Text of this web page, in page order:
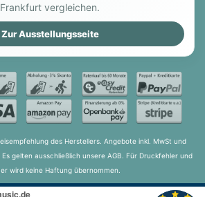
Frankfurt vergleichen.
Zur Ausstellungsseite
des Herstellers. Angebote inkl. MwSt und
gelten ausschließlich unsere AGB. Für Druckfehler und
wird keine Haftung übernommen.